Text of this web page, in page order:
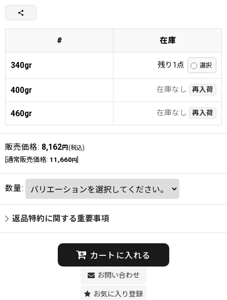
# 在庫
340gr 残り1点
400gr 在庫なし 再入荷
460gr 在庫なし 再入荷
販売価格: 8,162円 (税込)
通常販売価格: 11,660円
数量:
返品特約に関する重要事項
カートに入れる
お問い合わせ
お気に入り登録